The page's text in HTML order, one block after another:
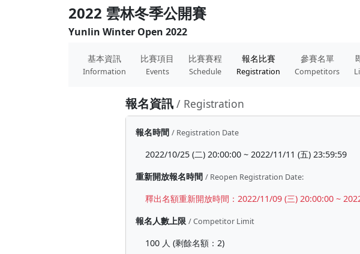
2022 雲林冬季公開賽
Yunlin Winter Open 2022
基本資訊
Information
比賽項目
Events
比賽賽程
Schedule
報名比賽
Registration
參賽名單
Competitors
報名資訊 / Registration
報名時間 / Registration Date
2022/10/25 (二) 20:00:00 ~ 2022/11/11 (五) 23:59:59
重新開放報名時間 / Reopen Registration Date:
釋出名額重新開放時間：2022/11/09 (三) 20:00:00 ~
報名人數上限 / Competitor Limit
100 人 (剩餘名額：2)